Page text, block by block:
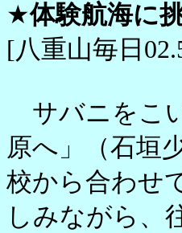
★体験航海に
[八重山毎日
サバニをこ
原へ」（石垣
校から合わせ
しみながら、